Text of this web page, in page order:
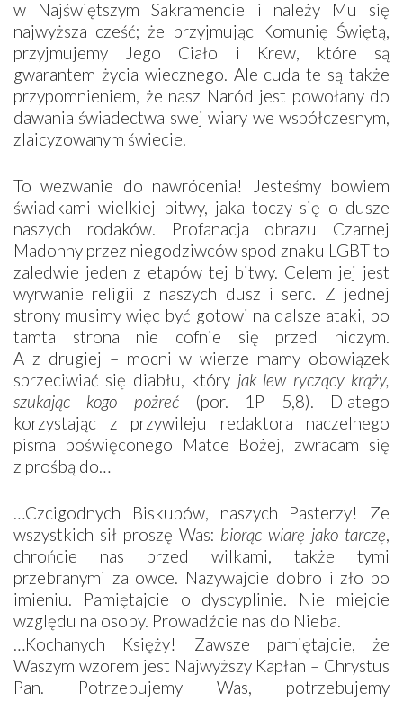
w Najświętszym Sakramencie i należy Mu się
najwyższa cześć; że przyjmując Komunię Świętą,
przyjmujemy Jego Ciało i Krew, które są
gwarantem życia wiecznego. Ale cuda te są także
przypomnieniem, że nasz Naród jest powołany do
dawania świadectwa swej wiary we współczesnym,
zlaicyzowanym świecie.
To wezwanie do nawrócenia! Jesteśmy bowiem
świadkami wielkiej bitwy, jaka toczy się o dusze
naszych rodaków. Profanacja obrazu Czarnej
Madonny przez niegodziwców spod znaku LGBT to
zaledwie jeden z etapów tej bitwy. Celem jej jest
wyrwanie religii z naszych dusz i serc. Z jednej
strony musimy więc być gotowi na dalsze ataki, bo
tamta strona nie cofnie się przed niczym.
A z drugiej – mocni w wierze mamy obowiązek
sprzeciwiać się diabłu, który jak lew ryczący krąży,
szukając kogo pożreć(por. 1P 5,8). Dlatego
korzystając z przywileju redaktora naczelnego
pisma poświęconego Matce Bożej, zwracam się
z prośbą do…
…Czcigodnych Biskupów, naszych Pasterzy! Ze
wszystkich sił proszę Was: biorąc wiarę jako tarczę,
chrońcie nas przed wilkami, także tymi
przebranymi za owce. Nazywajcie dobro i zło po
imieniu. Pamiętajcie o dyscyplinie. Nie miejcie
względu na osoby. Prowadźcie nas do Nieba.
…Kochanych Księży! Zawsze pamiętajcie, że
Waszym wzorem jest Najwyższy Kapłan – Chrystus
Pan. Potrzebujemy Was, potrzebujemy